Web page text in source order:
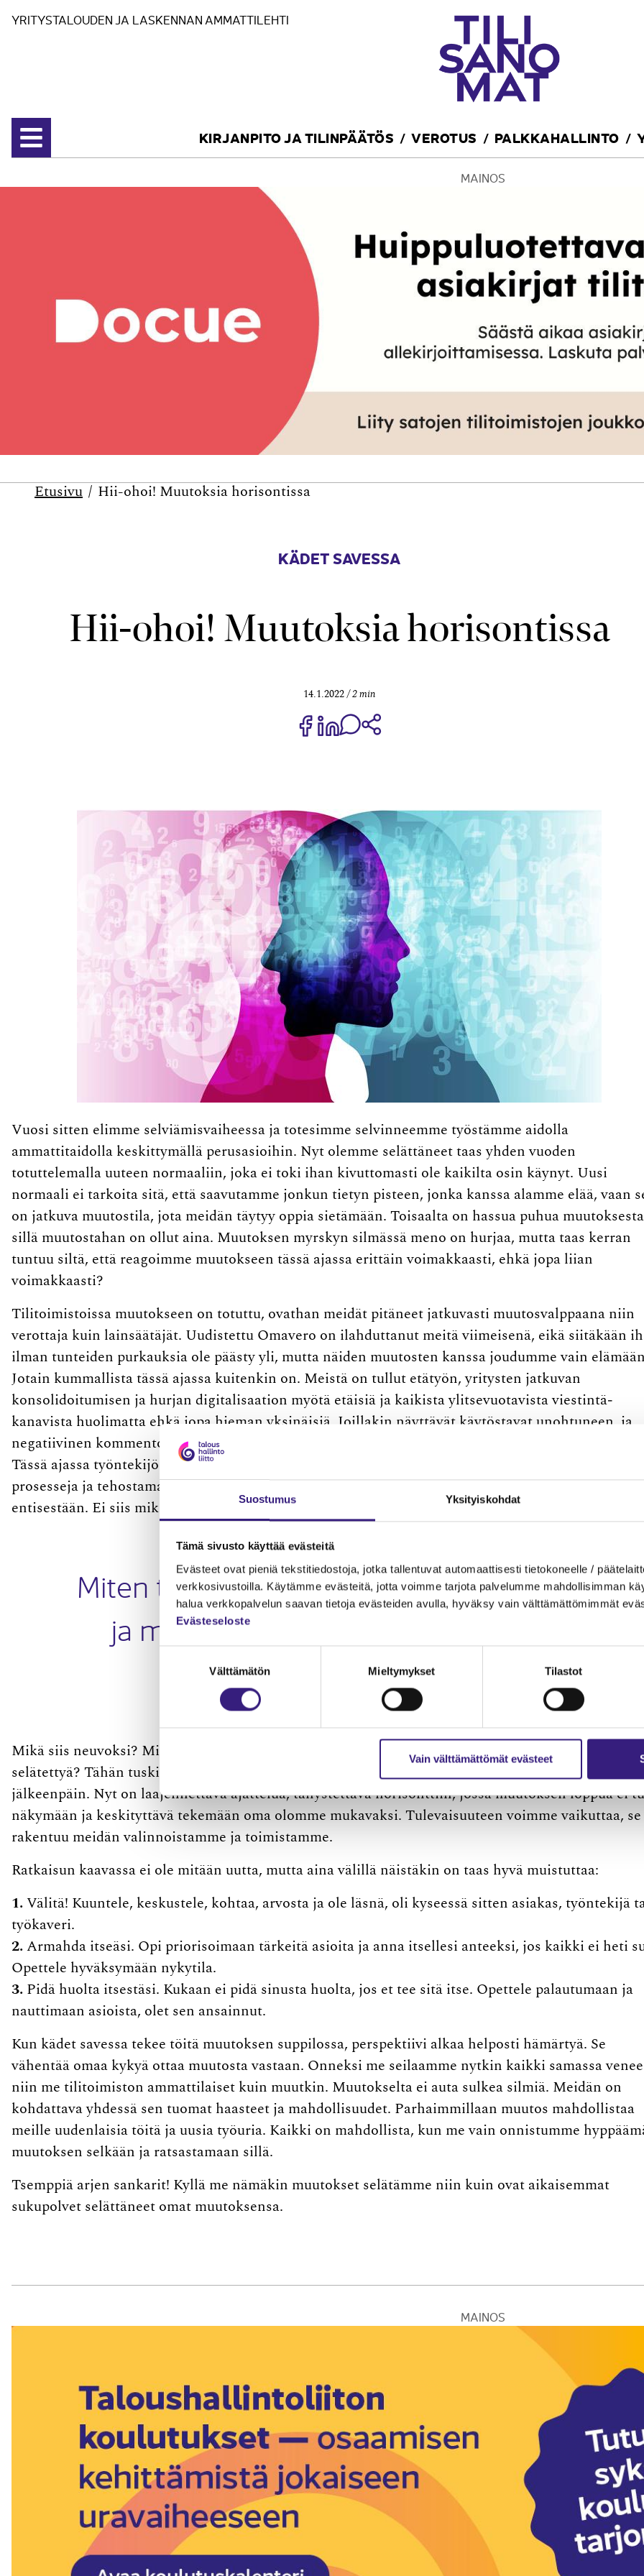
Suostumus Yksityiskohdat
Tämä sivusto käyttää evästeitä
Evästeet ovat pieniä tekstitiedostoja, jotka tallentuvat automaattisesti tietokoneelle /
verkkosivustoilla. Käytämme evästeitä, jotta voimme tarjota palvelumme mahdollisimman
halua verkkopalvelun saavan tietoja evästeiden avulla, hyväksy vain välttämättömimmät
Evästeseloste
Välttämätön Mieltymykset Tilastot
Vain välttämättömät evästeet
YRITYSTALOUDEN JA LASKENNAN AMMATTILEHTI
Avaa valikko
KIRJANPITO JA TILINPÄÄTÖS VEROTUS PALKKAHALLINTO
MAINOS
Etusivu Hii-ohoi! Muutoksia horisontissa
KÄDET SAVESSA
Hii-ohoi! Muutoksia horisontissa
14.1.2022 2 min
Jaa Share on Facebook
Jaa Share on LinkedIn
Jaa WhatsApp-viestinä
Vuosi sitten elimme selviämisvaiheessa ja totesimme selvinneemme työstämme aidolla
ammattitaidolla keskittymällä perusasioihin. Nyt olemme selättäneet taas yhden vuoden
totuttelemalla uuteen normaaliin, joka ei toki ihan kivuttomasti ole kaikilta osin käynyt. Uusi
normaali ei tarkoita sitä, että saavutamme jonkun tietyn pisteen, jonka kanssa alamme elää, vaan
on jatkuva muutostila, jota meidän täytyy oppia sietämään. Toisaalta on hassua puhua
sillä muutostahan on ollut aina. Muutoksen myrskyn silmässä meno on hurjaa, mutta taas kerran
tuntuu siltä, että reagoimme muutokseen tässä ajassa erittäin voimakkaasti, ehkä jopa liian
voimakkaasti?
Tilitoimistoissa muutokseen on totuttu, ovathan meidät pitäneet jatkuvasti muutosvalppaana niin
verottaja kuin lainsäätäjät. Uudistettu Omavero on ilahduttanut meitä viimeisenä, eikä siitäkään
ilman tunteiden purkauksia ole päästy yli, mutta näiden muutosten kanssa joudumme vain
Jotain kummallista tässä ajassa kuitenkin on. Meistä on tullut etätyön, yritysten jatkuvan
konsolidoitumisen ja hurjan digitalisaation myötä etäisiä ja kaikista ylitsevuotavista viestintä­
kanavista huolimatta ehkä jopa hieman yksinäisiä. Joillakin näyttävät käytöstavat unohtuneen, ja
negatiivinen kommentointi tuntuu joskus työpaikoilla muuttuvan sosiaalisen median kaltaiseksi.
Tässä ajassa työntekijöiden hankala saatavuus haastaa meitä olemaan ketteriä, kehittämään
prosesseja ja tehostamaan toimintatapojamme. Tämä tietenkin muuttaa päivittäistä työtämme
entisestään. Ei siis mikään ihme, että välillä vähän hengästyttää ja uuvuttaa.
Miten tämä murheen alhossa vellominen
ja maailmanlopun meininki saadaan
selätettyä?
Mikä siis neuvoksi? Miten tämä murheen alhossa ­vellominen ja maailmanlopun meininki saadaan
selätettyä? Tähän tuskin on mitään oikeita vastauksia tai jos onkin, ne osataan kertoa meille vasta
jälkeenpäin. Nyt on laajennettava ajattelua, tähystettävä horisonttiin, jossa muutoksen loppua ei
näkymään ja keskityttävä tekemään oma olomme mukavaksi. Tulevaisuuteen voimme vaikuttaa, se
rakentuu meidän valinnoistamme ja toimistamme.
Ratkaisun kaavassa ei ole mitään uutta, mutta aina välillä näistäkin on taas hyvä muistuttaa:
1. Välitä! Kuuntele, keskustele, kohtaa, arvosta ja ole läsnä, oli kyseessä sitten asiakas, työntekijä
työkaveri.
2. Armahda itseäsi. Opi priorisoimaan tärkeitä asioita ja anna itsellesi anteeksi, jos kaikki ei heti
Opettele hyväksymään nykytila.
3. Pidä huolta itsestäsi. Kukaan ei pidä sinusta huolta, jos et tee sitä itse. Opettele palautumaan ja
nauttimaan asioista, olet sen ansainnut.
Kun kädet savessa tekee töitä muutoksen suppilossa, perspektiivi alkaa helposti hämärtyä. Se
vähentää omaa kykyä ottaa muutosta vastaan. Onneksi me seilaamme nytkin kaikki samassa
niin me tilitoimiston ammattilaiset kuin muutkin. Muutokselta ei auta sulkea silmiä. Meidän on
kohdattava yhdessä sen tuomat haasteet ja mahdollisuudet. Parhaimmillaan muutos mahdollistaa
meille uudenlaisia töitä ja uusia työuria. Kaikki on mahdollista, kun me vain onnistumme
muutoksen selkään ja ratsastamaan sillä.
Tsemppiä arjen sankarit! Kyllä me nämäkin muutokset selätämme niin kuin ovat aikaisemmat
sukupolvet selättäneet omat muutoksensa.
MAINOS